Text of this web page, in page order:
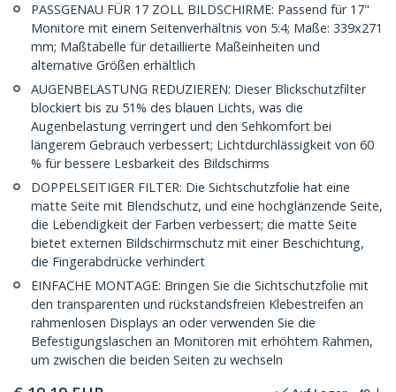
PASSGENAU FÜR 17 ZOLL BILDSCHIRME: Passend für 17"
Monitore mit einem Seitenverhältnis von 5:4; Maße: 339x271
mm; Maßtabelle für detaillierte Maßeinheiten und
alternative Größen erhältlich
AUGENBELASTUNG REDUZIEREN: Dieser Blickschutzfilter
blockiert bis zu 51% des blauen Lichts, was die
Augenbelastung verringert und den Sehkomfort bei
längerem Gebrauch verbessert; Lichtdurchlässigkeit von 60
% für bessere Lesbarkeit des Bildschirms
DOPPELSEITIGER FILTER: Die Sichtschutzfolie hat eine
matte Seite mit Blendschutz, und eine hochglänzende Seite,
die Lebendigkeit der Farben verbessert; die matte Seite
bietet externen Bildschirmschutz mit einer Beschichtung,
die Fingerabdrücke verhindert
EINFACHE MONTAGE: Bringen Sie die Sichtschutzfolie mit
den transparenten und rückstandsfreien Klebestreifen an
rahmenlosen Displays an oder verwenden Sie die
Befestigungslaschen an Monitoren mit erhöhtem Rahmen,
um zwischen die beiden Seiten zu wechseln